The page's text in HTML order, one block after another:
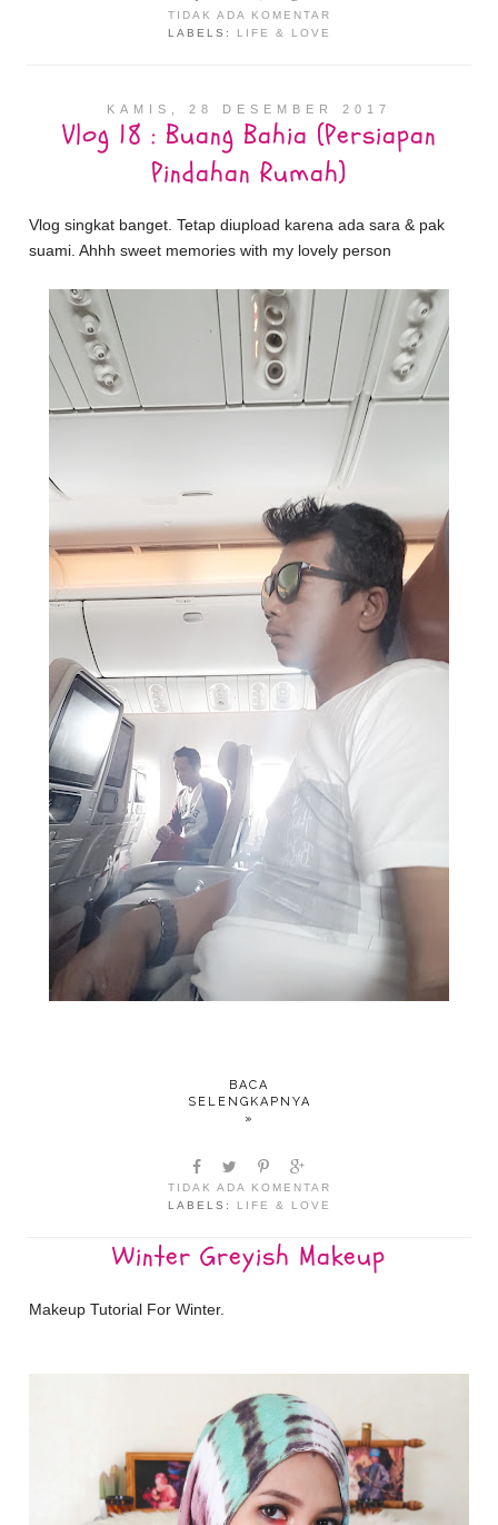
TIDAK ADA KOMENTAR
LABELS:
LIFE & LOVE
KAMIS, 28 DESEMBER 2017
Vlog 18 : Buang Bahia (Persiapan
Pindahan Rumah)
Vlog singkat banget. Tetap diupload karena ada sara & pak
suami. Ahhh sweet memories with my lovely person
BACA
SELENGKAPNYA
»
TIDAK ADA KOMENTAR
LABELS:
LIFE & LOVE
Winter Greyish Makeup
Makeup Tutorial For Winter.